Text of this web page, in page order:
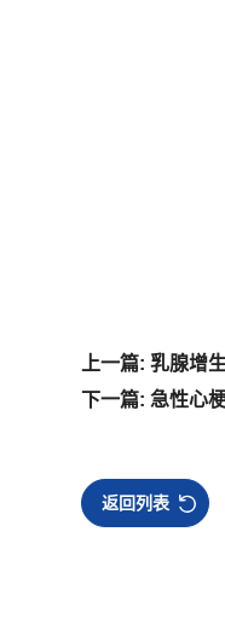
上一篇: 乳腺增
下一篇: 急性心
返回列表